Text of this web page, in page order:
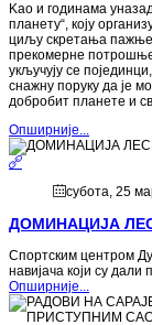
Kao и годинама
планету“, коју
циљу скретања пажње
прекомерне
укључују се
снажну поруку да је
добробит планете и
Опширније...
субота, 25
ДОМИНАЦИЈА
Спортским центром
навијача који су
Опширније...